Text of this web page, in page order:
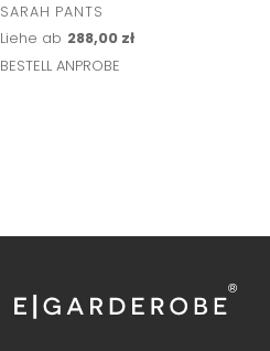
SARAH PANTS
Liehe ab 288,00 zł
BESTELL ANPROBE